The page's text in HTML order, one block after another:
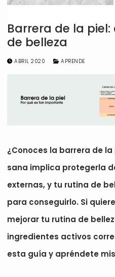
Barrera de la
de belleza
ABRIL 2020 APRENDE
¿Conoces la barrera de
sana implica protegerla
externas, y tu rutina de
para conseguirlo. Si
mejorar tu rutina de
ingredientes activos
esta guía y apréndete